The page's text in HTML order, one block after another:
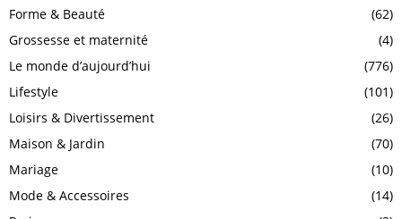
Forme & Beauté
(62)
Grossesse et maternité
(4)
Le monde d’aujourd’hui
(776)
Lifestyle
(101)
Loisirs & Divertissement
(26)
Maison & Jardin
(70)
Mariage
(10)
Mode & Accessoires
(14)